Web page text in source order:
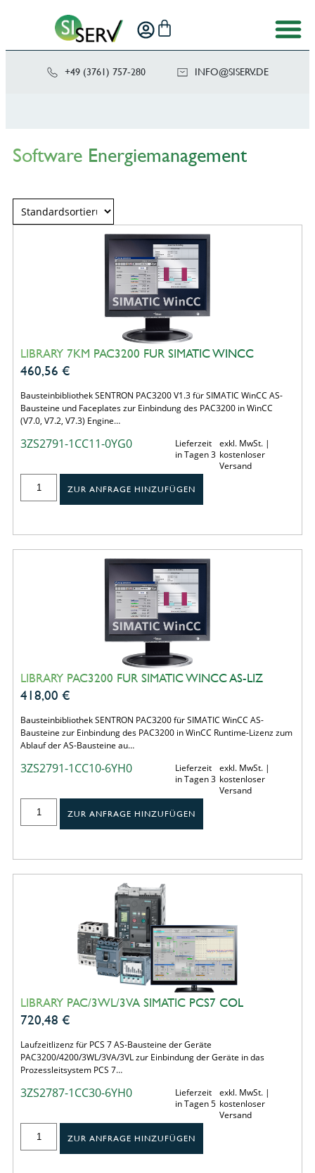
+49 (3761) 757-280 ED.VRE
SIS@OF
NI
Software Energiemanagement
LIBRARY 7KM PAC3200 FUR SIMATIC WINCC
460,56 €
Bausteinbibliothek SENTRON PAC3200 V1.3 für SIMATIC WinCC AS-
Bausteine und Faceplates zur Einbindung des PAC3200 in WinCC
(V7.0, V7.2, V7.3) Engine…
3ZS2791-1CC11-0YG0
Lieferzeit
in Tagen 3
exkl. MwSt. |
kostenloser
Versand
ZUR ANFRAGE HINZUFÜGEN
LIBRARY PAC3200 FUR SIMATIC WINCC AS-LIZ
418,00 €
Bausteinbibliothek SENTRON PAC3200 für SIMATIC WinCC AS-
Bausteine zur Einbindung des PAC3200 in WinCC Runtime-Lizenz zum
Ablauf der AS-Bausteine au…
3ZS2791-1CC10-6YH0
Lieferzeit
in Tagen 3
exkl. MwSt. |
kostenloser
Versand
ZUR ANFRAGE HINZUFÜGEN
LIBRARY PAC/3WL/3VA SIMATIC PCS7 COL
720,48 €
Laufzeitlizenz für PCS 7 AS-Bausteine der Geräte
PAC3200/4200/3WL/3VA/3VL zur Einbindung der Geräte in das
Prozessleitsystem PCS 7…
3ZS2787-1CC30-6YH0
Lieferzeit
in Tagen 5
exkl. MwSt. |
kostenloser
Versand
ZUR ANFRAGE HINZUFÜGEN